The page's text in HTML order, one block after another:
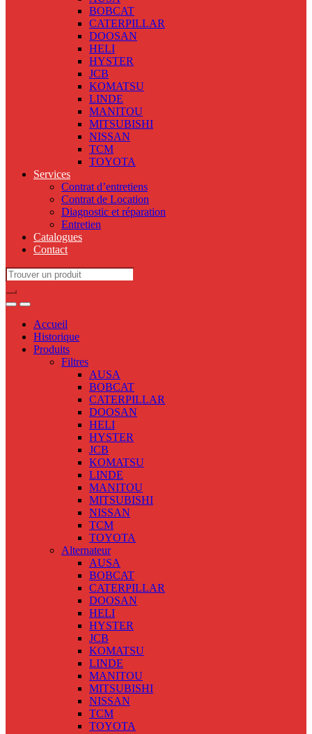
BOBCAT
CATERPILLAR
DOOSAN
HELI
HYSTER
JCB
KOMATSU
LINDE
MANITOU
MITSUBISHI
NISSAN
TCM
TOYOTA
Services
Contrat d’entretiens
Contrat de Location
Diagnostic et réparation
Entretien
Catalogues
Contact
Search
for:
Accueil
Historique
Produits
Filtres
AUSA
BOBCAT
CATERPILLAR
DOOSAN
HELI
HYSTER
JCB
KOMATSU
LINDE
MANITOU
MITSUBISHI
NISSAN
TCM
TOYOTA
Alternateur
AUSA
BOBCAT
CATERPILLAR
DOOSAN
HELI
HYSTER
JCB
KOMATSU
LINDE
MANITOU
MITSUBISHI
NISSAN
TCM
TOYOTA